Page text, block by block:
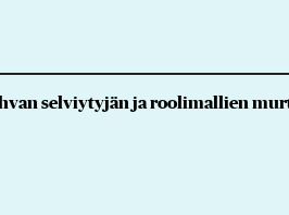
selviytyjän ja roolimallien